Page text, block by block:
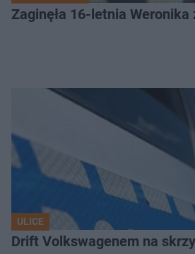
Zaginęła 16-letnia
ULICE
Drift Volkswagenem na